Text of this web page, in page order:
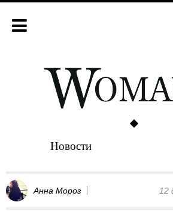
Новости
Анна Мороз 12